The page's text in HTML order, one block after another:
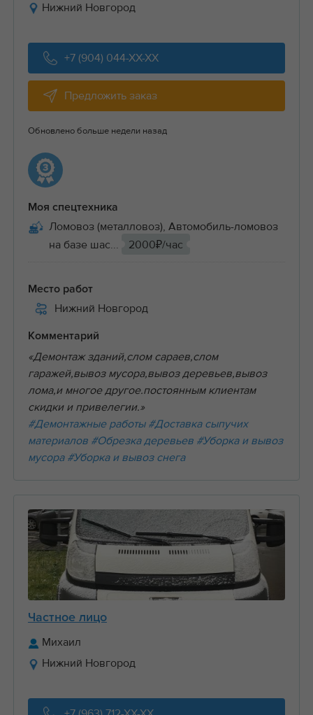
Нижний Новгород
+7 (904) 044-XX-XX
Предложить заказ
Обновлено больше недели назад
Моя спецтехника
Ломовоз (металловоз), Автомобиль-ломовоз
на базе шас...
2000₽/час
Место работ
Нижний Новгород
Комментарий
«Демонтаж зданий,слом сараев,слом
гаражей,вывоз мусора,вывоз деревьев,вывоз
лома,и многое другое.постоянным клиентам
скидки и привелегии.»
#Демонтажные работы #Доставка сыпучих
материалов #Обрезка деревьев #Уборка и вывоз
мусора #Уборка и вывоз снега
Частное лицо
Михаил
Нижний Новгород